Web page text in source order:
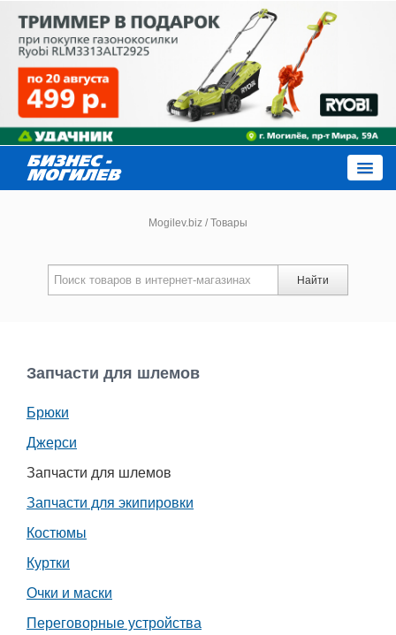
Новости компаний
Каталог
Работа
Объявления
Погода
Mogilev.biz /Товары
Найти
Запчасти для шлемов
Брюки
Джерси
Запчасти для шлемов
Запчасти для экипировки
Костюмы
Куртки
Очки и маски
Переговорные устройства